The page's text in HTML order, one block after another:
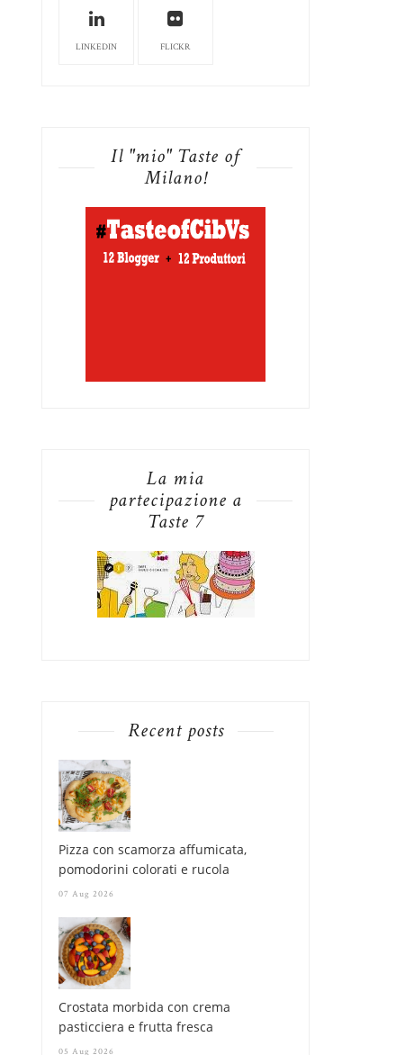
CANNELLA E LI...
LINKEDIN FLICKR
Il "mio" Taste of
Milano!
La mia
partecipazione a
Taste 7
Recent posts
Pizza con scamorza affumicata,
pomodorini colorati e rucola
07 Aug 2026
Crostata morbida con crema
pasticciera e frutta fresca
05 Aug 2026